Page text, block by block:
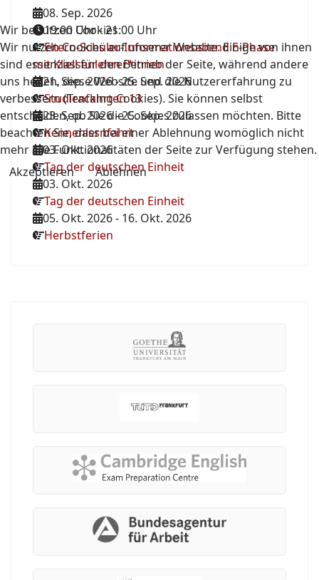
08. Sep. 2026
19:00 Uhr-21:00 Uhr
Eltern-Schüler-Informationsabend E-Phase
mit Klassenlehrer*innen
21. Sep. 2026-25. Sep. 2026
Studienfahrten 13
23. Sep. 2026-25. Sep. 2026
Kennenlernfahrt
03. Okt. 2026
Tag der deutschen Einheit
03. Okt. 2026
Tag der deutschen Einheit
05. Okt. 2026- 16. Okt. 2026
Herbstferien
Wir benutzen Cookies
Wir nutzen Cookies auf unserer Website. Einige von ihnen
sind essenziell für den Betrieb der Seite, während andere
uns helfen, diese Website und die Nutzererfahrung zu
verbessern (Tracking Cookies). Sie können selbst
entscheiden, ob Sie die Cookies zulassen möchten. Bitte
beachten Sie, dass bei einer Ablehnung womöglich nicht
mehr alle Funktionalitäten der Seite zur Verfügung stehen.
Akzeptieren
Ablehnen